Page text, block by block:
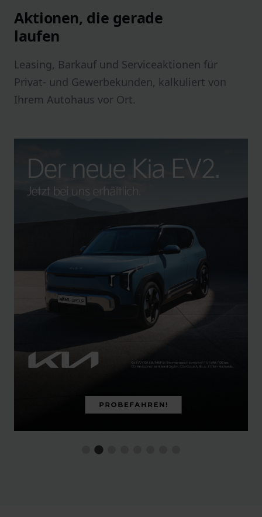
Aktionen, die gerade
laufen
Leasing, Barkauf und Serviceaktionen für
Privat- und Gewerbekunden, kalkuliert von
Ihrem Autohaus vor Ort.